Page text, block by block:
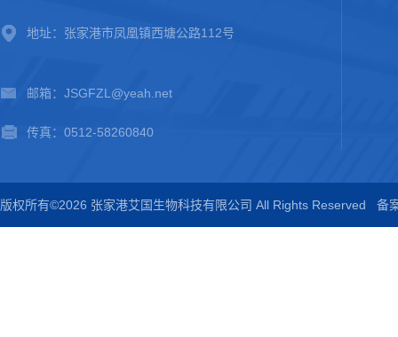
地址：张家港市凤凰镇西塘公路112号
邮箱：JSGFZL@yeah.net
传真：0512-58260840
版权所有©2026 张家港艾国生物科技有限公司 All Rights Reserved 备